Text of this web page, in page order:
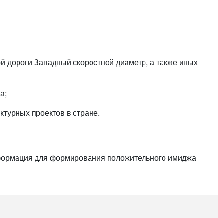
дороги Западный скоростной диаметр, а также иных
проектов в стране.
для формирования положительного имиджа